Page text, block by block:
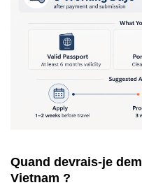
Quand devrais-je
Vietnam ?